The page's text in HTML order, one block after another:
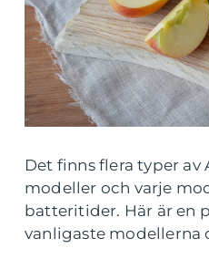
Det finns flera typer av
modeller och varje
batteritider. Här är en
vanligaste modellerna